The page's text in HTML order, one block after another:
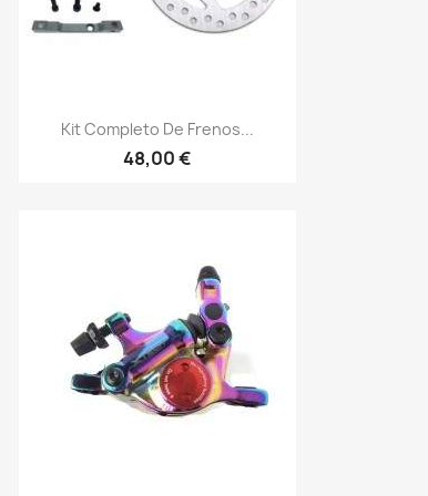
Vista rápida
Kit Completo De Frenos...
48,00 €